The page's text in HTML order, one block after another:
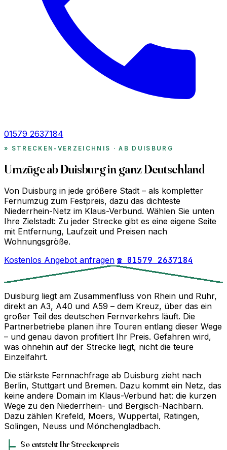
01579 2637184
STRECKEN-VERZEICHNIS · AB DUISBURG
Umzüge ab Duisburg in ganz Deutschland
Von Duisburg in jede größere Stadt – als kompletter
Fernumzug zum Festpreis, dazu das dichteste
Niederrhein-Netz im Klaus-Verbund. Wählen Sie unten
Ihre Zielstadt: Zu jeder Strecke gibt es eine eigene Seite
mit Entfernung, Laufzeit und Preisen nach
Wohnungsgröße.
Kostenlos Angebot anfragen ☎ 01579 2637184
Duisburg liegt am Zusammenfluss von Rhein und Ruhr,
direkt an A3, A40 und A59 – dem Kreuz, über das ein
großer Teil des deutschen Fernverkehrs läuft. Die
Partnerbetriebe planen ihre Touren entlang dieser Wege
– und genau davon profitiert Ihr Preis. Gefahren wird,
was ohnehin auf der Strecke liegt, nicht die teure
Einzelfahrt.
Die stärkste Fernnachfrage ab Duisburg zieht nach
Berlin, Stuttgart und Bremen. Dazu kommt ein Netz, das
keine andere Domain im Klaus-Verbund hat: die kurzen
Wege zu den Niederrhein- und Bergisch-Nachbarn.
Dazu zählen Krefeld, Moers, Wuppertal, Ratingen,
Solingen, Neuss und Mönchengladbach.
So entsteht Ihr Streckenpreis